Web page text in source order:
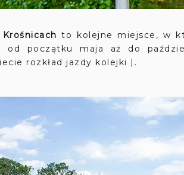
Krośnicachto kolejne miejsce, w
początku maja aż do
rozkład jazdy kolejki |.